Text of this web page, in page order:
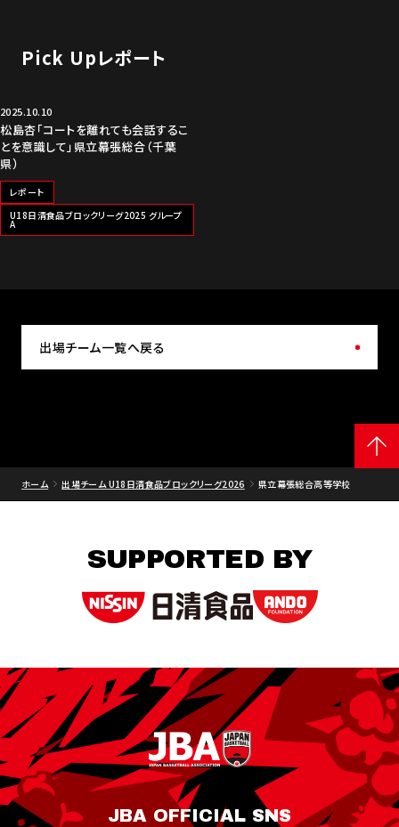
Pick Upレポート
2025.10.10
松島杏「コートを離れても会話するこ
とを意識して」県立幕張総合（千葉
県）
レポート
U18日清食品ブロックリーグ2025 グループ
A
出場チーム一覧へ戻る
ホーム 出場チーム U18日清食品ブロックリーグ2026 県立幕張総合高等学校
SUPPORTED BY
JBA OFFICIAL SNS